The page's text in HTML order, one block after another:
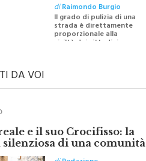
diRaimondo Burgio
Il grado di pulizia di una
strada è direttamente
proporzionale alla
DA VOI
e il suo Crocifisso: la
silenziosa di una comunità